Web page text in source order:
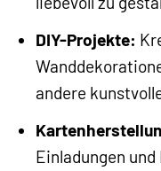
DIY-Projekte:
andere
Einladungen